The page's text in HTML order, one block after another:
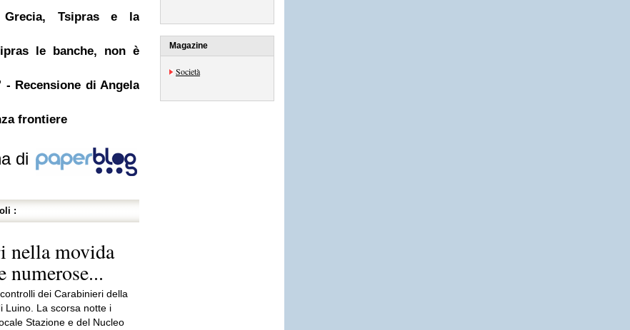
Tsipras e la
le banche, non è
Recensione di Angela
frontiere
di
:
nella movida
numerose...
dei Carabinieri della
Luino. La scorsa notte i
Stazione e del Nucleo
Magazine
Società